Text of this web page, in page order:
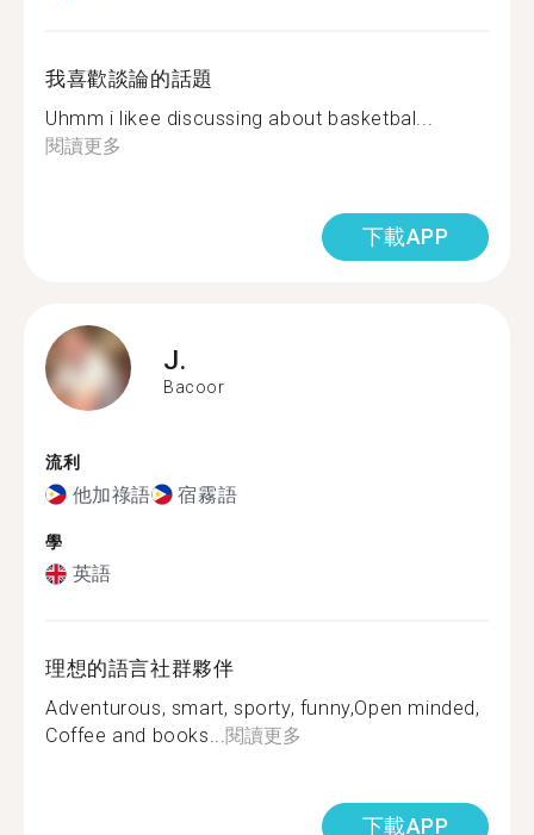
我喜歡談論的話題
Uhmm i likee discussing about basketbal...
閱讀更多
下載APP
J.
Bacoor
流利
他加祿語 宿霧語
學
英語
理想的語言社群夥伴
Adventurous, smart, sporty, funny,Open minded,
Coffee and books...閱讀更多
下載APP